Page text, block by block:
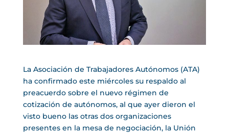
La Asociación de Trabajadores Autónomos (ATA)
ha confirmado este miércoles su respaldo al
preacuerdo sobre el nuevo régimen de
cotización de autónomos, al que ayer dieron el
visto bueno las otras dos organizaciones
presentes en la mesa de negociación, la Unión